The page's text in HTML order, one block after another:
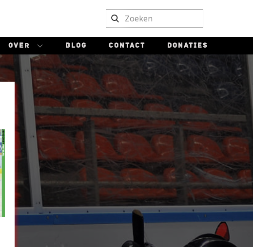
OVER BLOG CONTACT DONATIES